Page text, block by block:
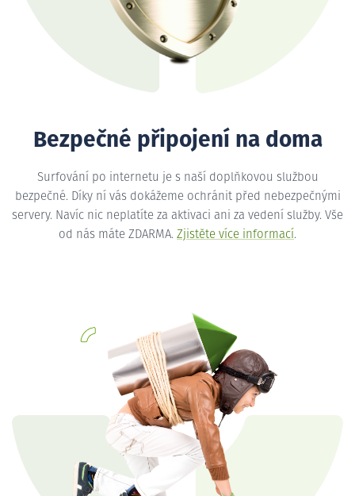
Bezpečné připojení na doma
Surfování po internetu je s naší doplňkovou službou
bezpečné. Díky ní vás dokážeme ochránit před nebezpečnými
servery. Navíc nic neplatíte za aktivaci ani za vedení služby. Vše
od nás máte ZDARMA. Zjistěte více informací.